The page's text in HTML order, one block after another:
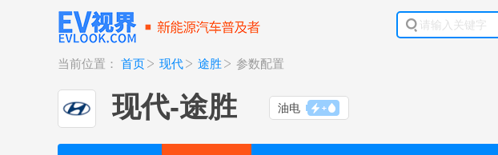
当前位置： 首页 现代 途胜 参数配置
现代-途胜 油电